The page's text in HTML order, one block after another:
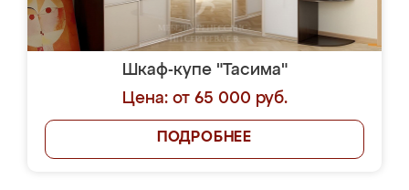
Шкаф-купе "Тасима"
Цена: от 65 000 руб.
ПОДРОБНЕЕ